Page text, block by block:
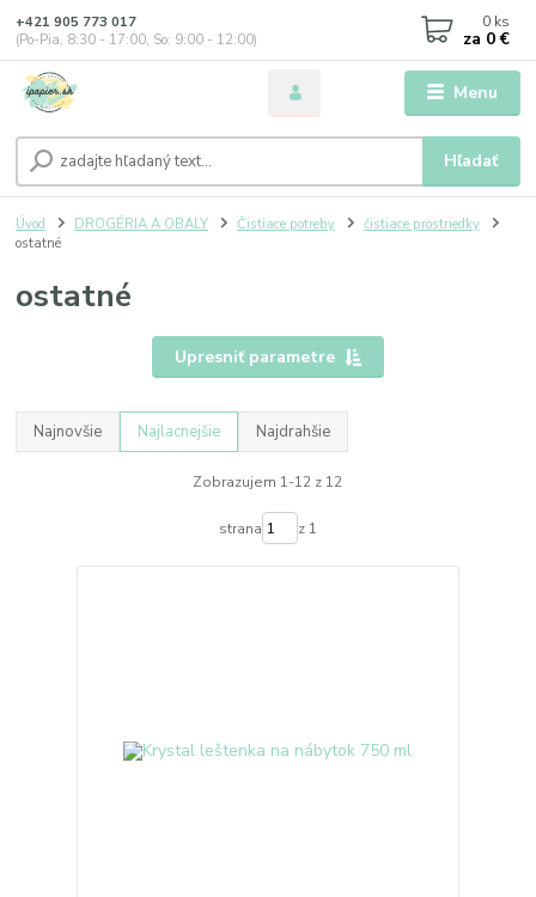
Menu
Hľadať
+421 905 773 017
(Po-Pia, 8:30 - 17:00, So: 9:00 - 12:00)
0 ks
za 0 €
Úvod DROGÉRIA A OBALY Čistiace potreby
čistiace prostriedky
ostatné
ostatné
Upresniť parametre
Najnovšie Najlacnejšie Najdrahšie
Zobrazujem 1-12 z 12
strana z 1